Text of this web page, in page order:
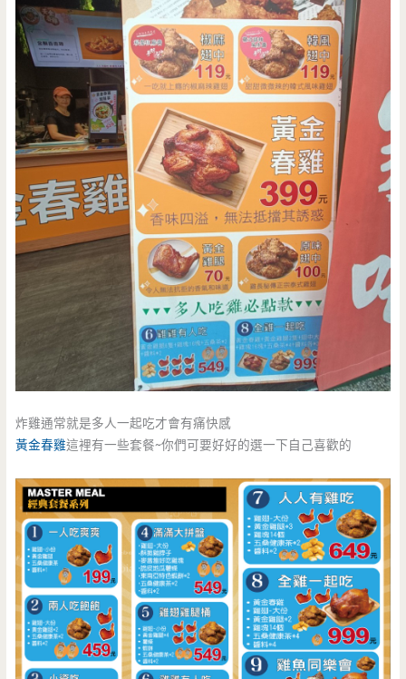
炸雞通常就是多人一起吃才會有痛快感
黃金春雞這裡有一些套餐~你們可要好好的選一下自己喜歡的